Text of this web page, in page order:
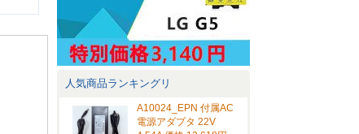
人気商品ランキングリ
A10024_EPN 付属AC
電源アダプタ 22V